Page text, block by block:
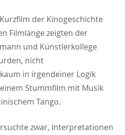
der Kinogeschichte
Filmlänge zeigten der
und Künstlerkollege
nicht
in irgendeiner Logik
Stummfilm mit Musik
Tango.
zwar, Interpretationen